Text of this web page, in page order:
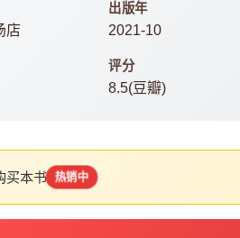
店
出版年
2021-10
评分
8.5(豆瓣)
买本书 热销中